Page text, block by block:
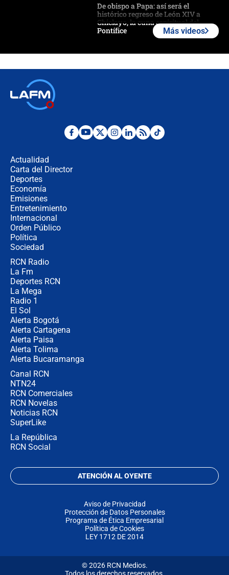
De obispo a Papa: así será el
histórico regreso de León XIV a
Chiclayo, la cuna espiritual del
Pontífice
¿La posesión de Abelardo De la
Más videos
Actualidad
Carta del Director
Deportes
Economía
Emisiones
Entretenimiento
Internacional
Orden Público
Política
Sociedad
RCN Radio
La Fm
Deportes RCN
La Mega
Radio 1
El Sol
Alerta Bogotá
Alerta Cartagena
Alerta Paisa
Alerta Tolima
Alerta Bucaramanga
Canal RCN
NTN24
RCN Comerciales
RCN Novelas
Noticias RCN
SuperLike
La República
RCN Social
ATENCIÓN AL OYENTE
Aviso de Privacidad
Protección de Datos Personales
Programa de Ética Empresarial
Política de Cookies
LEY 1712 DE 2014
© 2026 RCN Medios.
Todos los derechos reservados.